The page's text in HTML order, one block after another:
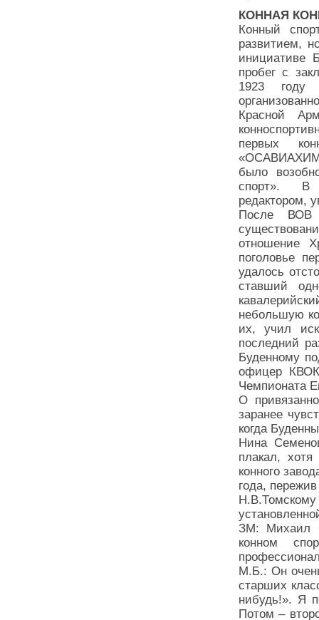
КОННАЯ
Конный
развитием,
инициативе
пробег с
1923 году
Красной
первых
было
спорт». В
редактором,
После ВОВ
отношение
поголовье
удалось
ставший
небольшую
их, учил
последний
Буденному
офицер
Чемпионата
О
заранее
когда
Нина
плакал,
конного
года,
ЗМ: Михаил
конном
М.Б.: Он
старших
нибудь!». Я
Потом –